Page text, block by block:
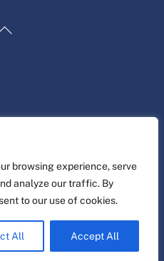
browsing experience, serve
analyze our traffic. By
to our use of cookies.
All Accept All
Back
Croatian
Dutch
French